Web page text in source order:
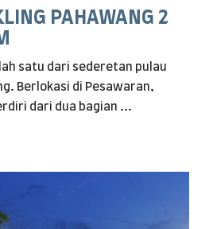
PAHAWANG 2
satu dari sederetan pulau
Berlokasi di Pesawaran,
dari dua bagian ...